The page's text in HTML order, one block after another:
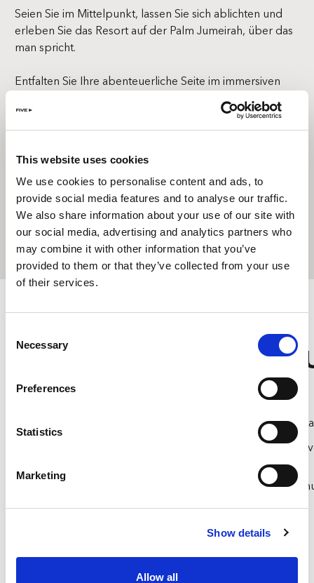
This website uses cookies
We use cookies to personalise content and ads, to
provide social media features and to analyse our traffic.
We also share information about your use of our site with
our social media, advertising and analytics partners who
may combine it with other information that you’ve
provided to them or that they’ve collected from your use
of their services.
Selection
Necessary
Preferences
Statistics
Marketing
Show details
Allow all
Seien Sie im Mittelpunkt, lassen Sie sich ablichten und
erleben Sie das Resort auf der Palm Jumeirah, über das
man spricht.
Entfalten Sie Ihre abenteuerliche Seite im immersiven
Erlebnissen überrascht.
oder einen Familienurlaub – unsere „FIVE-Stil“-Retreats
bieten die perfekte Bühne für unvergessliche Momente.
ALL-INCLUSIVE PROSPEKT
JETZT BUCHEN
ALLGEMEINE
Der Preis versteht sich exklusive Steuern und
Stornierungsbedingungen: 100 % Berechnung im Falle
Nichterscheinen oder Stornierung nach der Buchung.
Anzahlung: Der volle Betrag ist zum Zeitpunkt der
ERLEBNISSE